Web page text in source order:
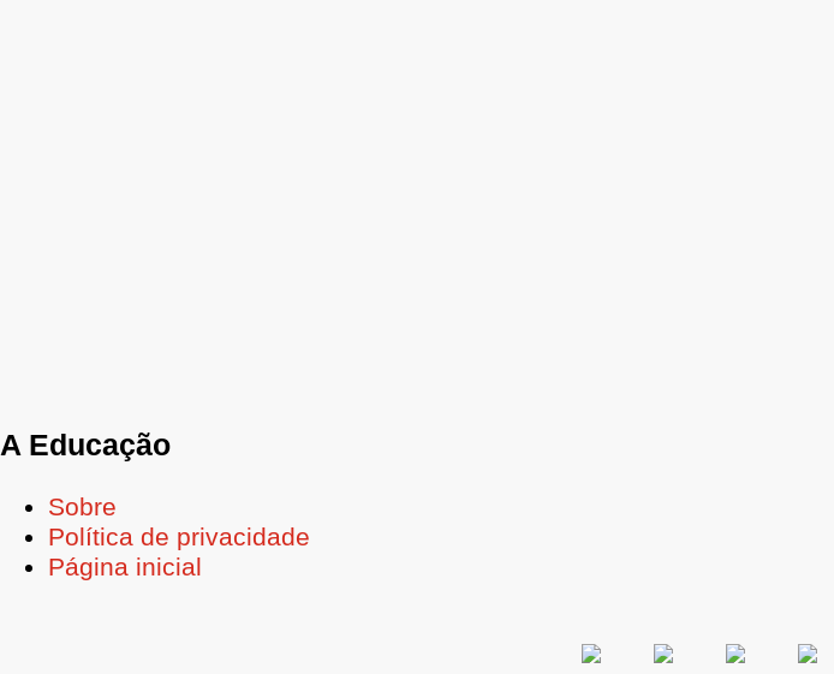
A Educação
Sobre
Política de privacidade
Página inicial